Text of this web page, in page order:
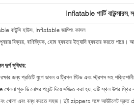
Inflatable পার্টি বাউন্সারস,
বাউন্সি হাউস, Inflatable জাম্পিং কাসল
বিক্রয়, বাণিজ্যিক, হোম ব্যবহার ইত্যাদি ব্যবহার করতে পারে।
দুর্গ সুবিধার:
জন্য প্রতিটি যুগে ডাবল ও ট্রিপল স্টিভ এবং স্ট্রপস সহ
পুরু ডি নোঙ্গর পয়েন্ট দিয়ে সজ্জিত করা হয়, এটি স্থল উপর স্থির
খোলা এবং বন্ধ করতে সহজ। দুই zippers সঙ্গে আউটলেট দ্রুত